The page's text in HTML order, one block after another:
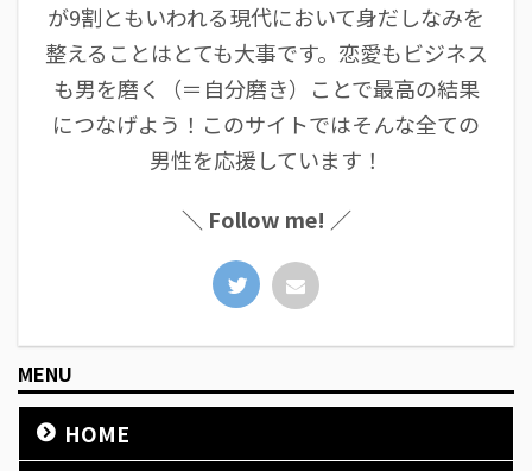
が9割ともいわれる現代において身だしなみを
整えることはとても大事です。恋愛もビジネス
も男を磨く（＝自分磨き）ことで最高の結果
につなげよう！このサイトではそんな全ての
男性を応援しています！
＼ Follow me! ／
MENU
HOME